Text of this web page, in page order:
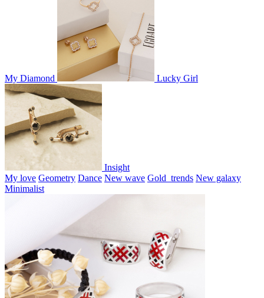
My Diamond Lucky Girl
Insight
My love Geometry Dance New wave Gold_trends New galaxy
Minimalist